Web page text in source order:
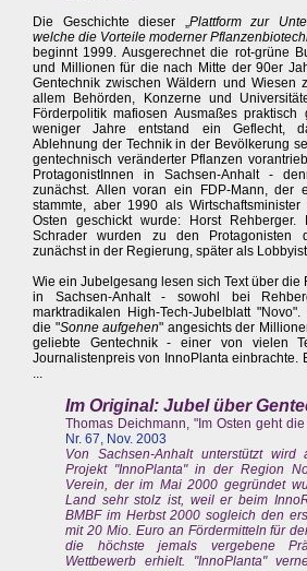
Die Geschichte dieser „Plattform zur
welche die Vorteile moderner
beginnt 1999. Ausgerechnet die rot-grüne
und Millionen für die nach Mitte der 90er
Gentechnik zwischen Wäldern und Wiesen
allem Behörden, Konzerne und
Förderpolitik mafiosen Ausmaßes praktisch
weniger Jahre entstand ein Geflecht,
Ablehnung der Technik in der Bevölkerung
gentechnisch veränderter Pflanzen
ProtagonistInnen in Sachsen-Anhalt -
zunächst. Allen voran ein FDP-Mann, der
stammte, aber 1990 als
Osten geschickt wurde: Horst
Schrader wurden zu den Protagonisten
zunächst in der Regierung, später als
Wie ein Jubelgesang lesen sich Text über die
in Sachsen-Anhalt - sowohl bei
marktradikalen High-Tech-Jubelblatt
die "Sonne aufgehen" angesichts der
geliebte Gentechnik - einer von vielen
Journalistenpreis von InnoPlanta einbrachte.
...
Im Original: Jubel über
Thomas Deichmann, "Im Osten geht
Nr. 67, Nov. 2003
Von Sachsen-Anhalt unterstützt wird
Projekt "InnoPlanta" in der Region
Verein, der im Mai 2000 gegründet
Land sehr stolz ist, weil er beim
BMBF im Herbst 2000 sogleich den
mit 20 Mio. Euro an Fördermitteln für
die höchste jemals vergebene
Wettbewerb erhielt. "InnoPlanta"